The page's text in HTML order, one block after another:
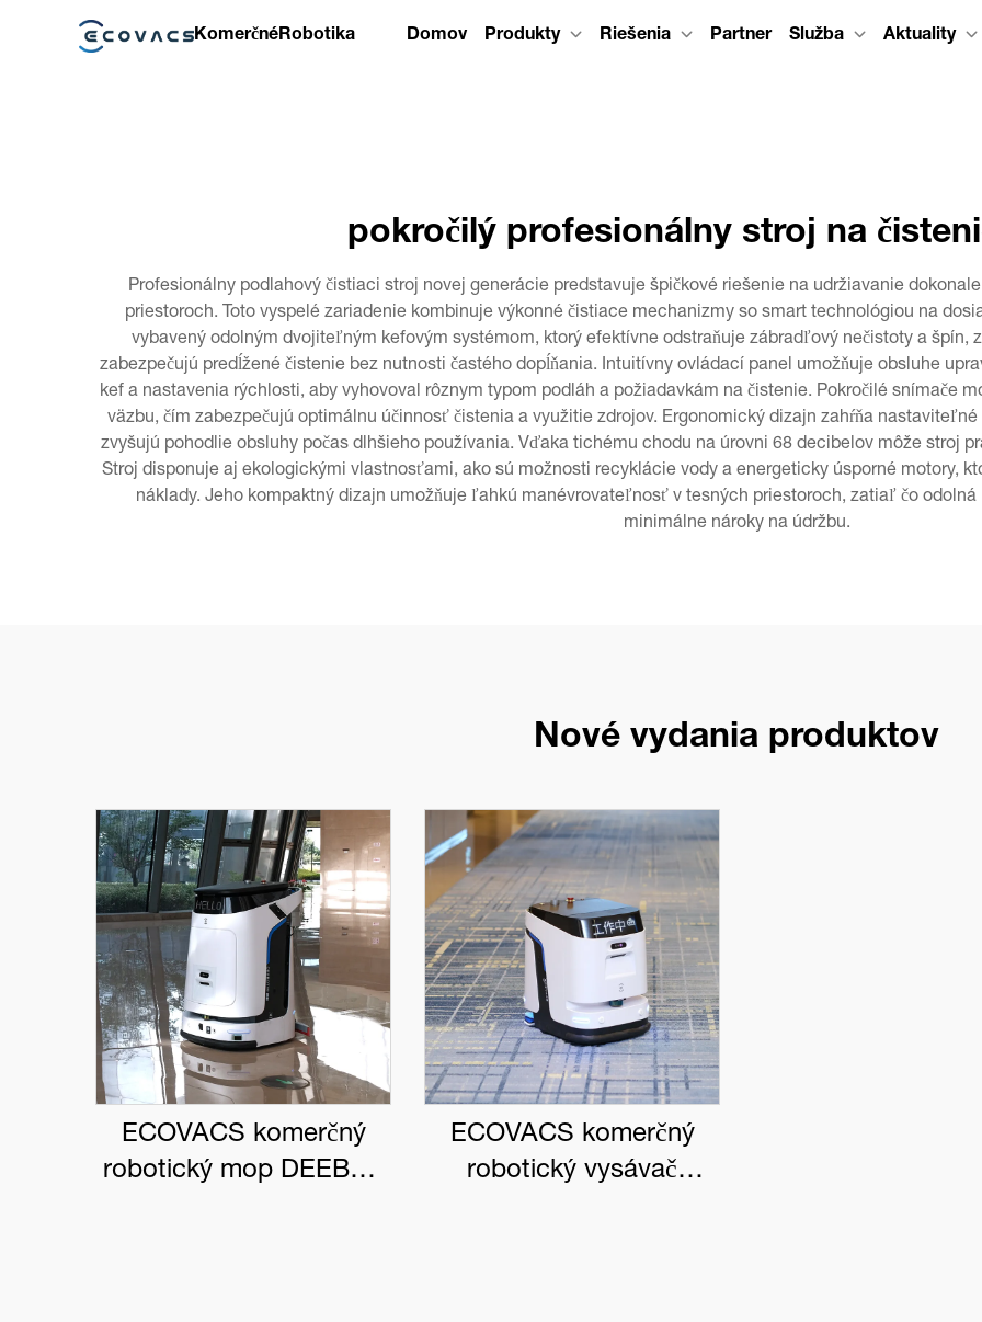
KomerčnéRobotika Domov Produkty Riešenia Partner Služba Aktuality
pokročilý profesionálny stroj na
Profesionálny podlahový čistiaci stroj novej generácie predstavuje špičkové riešenie na udržiavanie
priestoroch. Toto vyspelé zariadenie kombinuje výkonné čistiace mechanizmy so smart technológiou na
vybavený odolným dvojiteľným kefovým systémom, ktorý efektívne odstraňuje zábradľový nečistoty a špín,
zabezpečujú predĺžené čistenie bez nutnosti častého dopĺňania. Intuitívny ovládací panel umožňuje obsluhe
kef a nastavenia rýchlosti, aby vyhovoval rôznym typom podláh a požiadavkám na čistenie. Pokročilé snímače
väzbu, čím zabezpečujú optimálnu účinnosť čistenia a využitie zdrojov. Ergonomický dizajn zahŕňa
zvyšujú pohodlie obsluhy počas dlhšieho používania. Vďaka tichému chodu na úrovni 68 decibelov môže stroj
Stroj disponuje aj ekologickými vlastnosťami, ako sú možnosti recyklácie vody a energeticky úsporné motory,
náklady. Jeho kompaktný dizajn umožňuje ľahkú manévrovateľnosť v tesných priestoroch, zatiaľ čo
minimálne nároky na údržbu.
Nové vydania produktov
ECOVACS komerčný
robotický mop DEEBOT
ECOVACS komerčný
robotický vysávač